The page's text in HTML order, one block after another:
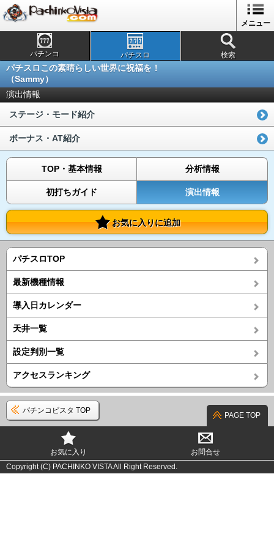
メニュー
パチンコ パチスロ 検索
パチスロこの素晴らしい世界に祝福を！
（Sammy）
演出情報
ステージ・モード紹介
ボーナス・AT紹介
TOP・基本情報 分析情報
初打ちガイド 演出情報
お気に入りに追加
パチスロTOP
最新機種情報
導入日カレンダー
天井一覧
設定判別一覧
アクセスランキング
パチンコビスタ TOP
PAGE TOP
お気に入り
お問合せ
Copyright (C) PACHINKO VISTA All Right Reserved.